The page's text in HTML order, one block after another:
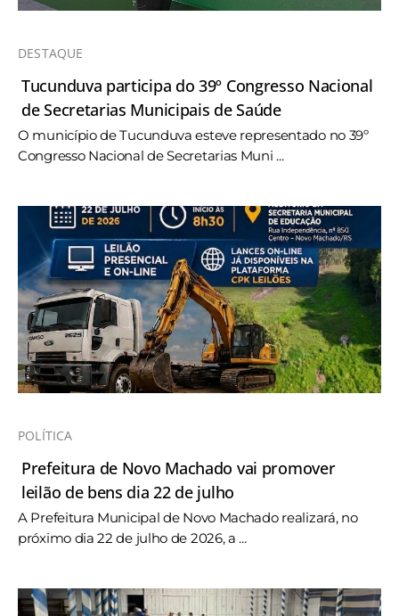
DESTAQUE
Tucunduva participa do 39º Congresso Nacional
de Secretarias Municipais de Saúde
O município de Tucunduva esteve representado no 39º
Congresso Nacional de Secretarias Muni ...
POLÍTICA
Prefeitura de Novo Machado vai promover
leilão de bens dia 22 de julho
A Prefeitura Municipal de Novo Machado realizará, no
próximo dia 22 de julho de 2026, a ...